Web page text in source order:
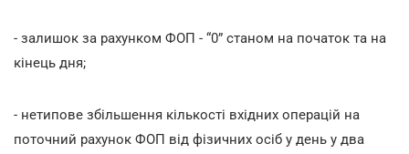
- залишок за рахунком ФОП - “0” станом на початок та на
кінець дня;
- нетипове збільшення кількості вхідних операцій на
поточний рахунок ФОП від фізичних осіб у день у два